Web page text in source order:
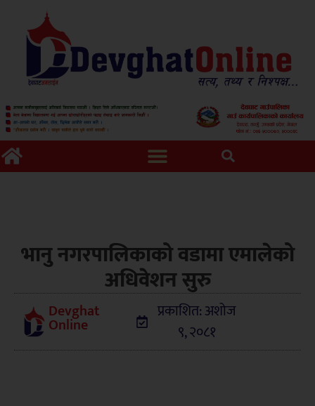
भानु नगरपालिकाको वडामा एमालेको
अधिवेशन सुरु
Devghat
Online
प्रकाशित: अशोज
९, २०८१